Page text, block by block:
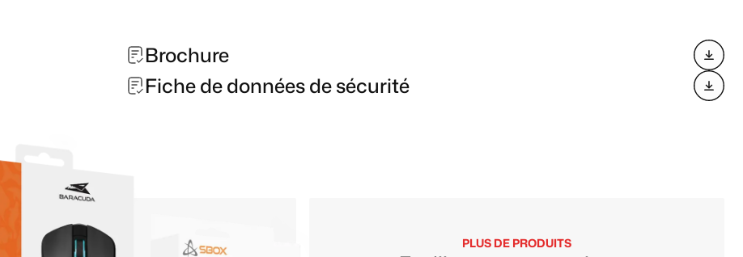
Brochure
Fiche de données de sécurité
PLUS DE PRODUITS